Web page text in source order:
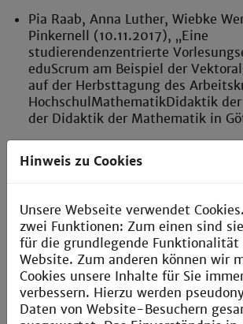
Pia Raab, Anna Luther, Wiebke
Pinkernell (10.11.2017), „Eine
studierendenzentrierte
eduScrum am Beispiel der
auf der Herbsttagung des
HochschulMathematikDidaktik
der Didaktik der Mathematik in
(Vortrag auf der Humus
Pia Raab (27.02.2017),
Mathematikvorlesung für
Methoden aus dem
im Arbeitskreis
Gesellschaft der Didaktik der
in Potsdam.
Hinweis zu Cookies
Unsere Webseite verwendet
zwei Funktionen: Zum einen sind
für die grundlegende Funktionalität
Website. Zum anderen können wir
Cookies unsere Inhalte für Sie
verbessern. Hierzu werden
Daten von Website-Besuchern